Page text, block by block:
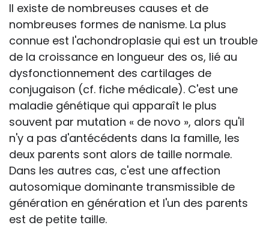
Il existe de nombreuses causes et de
nombreuses formes de nanisme. La plus
connue est l'achondroplasie qui est un trouble
de la croissance en longueur des os, lié au
dysfonctionnement des cartilages de
conjugaison (cf. fiche médicale). C'est une
maladie génétique qui apparaît le plus
souvent par mutation « de novo », alors qu'il
n'y a pas d'antécédents dans la famille, les
deux parents sont alors de taille normale.
Dans les autres cas, c'est une affection
autosomique dominante transmissible de
génération en génération et l'un des parents
est de petite taille.
rédacteurs des fiches, qui sont
évidemment dans l’impossibilité de les
apprécier in abstracto.